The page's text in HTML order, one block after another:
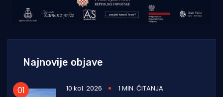
Najnovije objave
10 kol. 2026
1 MIN. ČITANJA